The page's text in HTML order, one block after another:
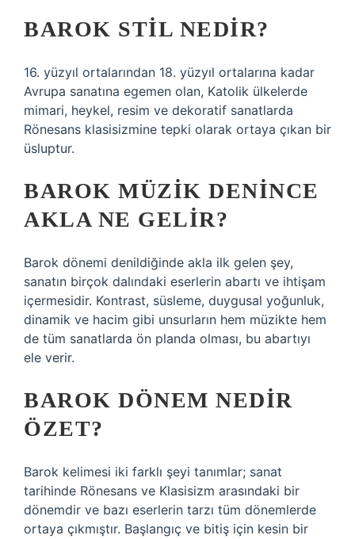
BAROK STIL NEDIR?
16. yüzyıl ortalarından 18. yüzyıl ortalarına kadar
Avrupa sanatına egemen olan, Katolik ülkelerde
mimari, heykel, resim ve dekoratif sanatlarda
Rönesans klasisizmine tepki olarak ortaya çıkan bir
üsluptur.
BAROK MÜZIK DENINCE
AKLA NE GELIR?
Barok dönemi denildiğinde akla ilk gelen şey,
sanatın birçok dalındaki eserlerin abartı ve ihtişam
içermesidir. Kontrast, süsleme, duygusal yoğunluk,
dinamik ve hacim gibi unsurların hem müzikte hem
de tüm sanatlarda ön planda olması, bu abartıyı
ele verir.
BAROK DÖNEM NEDIR
ÖZET?
Barok kelimesi iki farklı şeyi tanımlar; sanat
tarihinde Rönesans ve Klasisizm arasındaki bir
dönemdir ve bazı eserlerin tarzı tüm dönemlerde
ortaya çıkmıştır. Başlangıç ​​ve bitiş için kesin bir